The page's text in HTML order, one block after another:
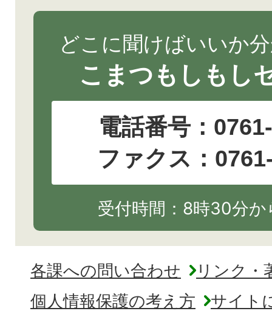
どこに聞けばいいか
こまつもしもし
電話番号：
ファクス：
受付時間：8時30分
各課への問い合わせ
リンク・
個人情報保護の考え方
サイト